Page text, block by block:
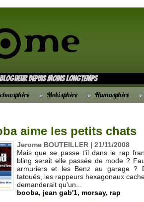
depuis moins longtemps
Mobisphère Humasphère
aime les petits chats
Jerome BOUTEILLER | 21/11/2008
Mais que se passe t'il dans le rap
bling serait elle passée de mode ?
armuriers et les Benz au garage ?
tatoués, les rappeurs hexagonaux
demanderait qu'un...
booba, jean gab'1, morsay, rap